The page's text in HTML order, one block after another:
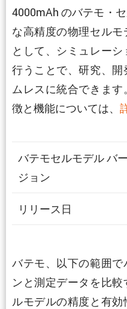
4000mAh のバテモ・
な高精度の物理セル
として、シミュレー
行うことで、研究、
ムレスに統合できま
徴と機能については、
バテモセルモデル バー
ジョン
リリース日
バテモ、以下の範囲
ンと測定データを比
ルモデルの精度と有